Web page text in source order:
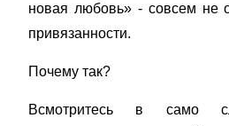
новая любовь» - совсем не
привязанности.
Почему так?
Всмотритесь в само